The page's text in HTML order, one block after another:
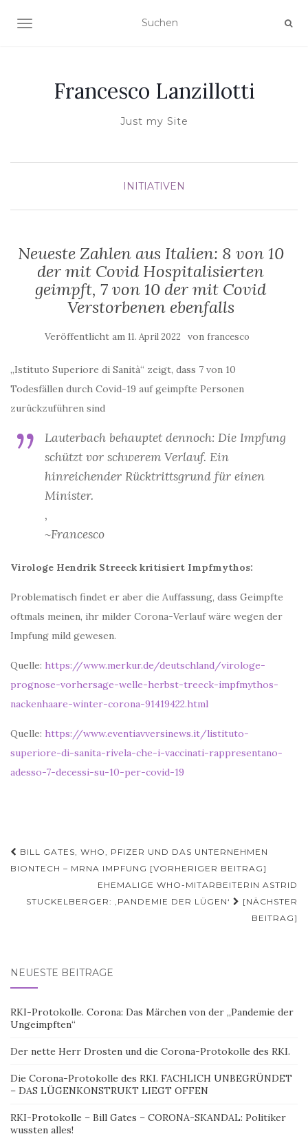
NAVIGATION UMSCHALTEN
Francesco Lanzillotti
Just my Site
INITIATIVEN
Neueste Zahlen aus Italien: 8 von 10
der mit Covid Hospitalisierten
geimpft, 7 von 10 der mit Covid
Verstorbenen ebenfalls
Veröffentlicht am 11. April 2022 von francesco
„Istituto Superiore di Sanità“ zeigt, dass 7 von 10
Todesfällen durch Covid-19 auf geimpfte Personen
zurückzuführen sind
Lauterbach behauptet dennoch: Die Impfung
schützt vor schwerem Verlauf. Ein
hinreichender Rücktrittsgrund für einen
Minister.
,
~Francesco
Virologe Hendrik Streeck kritisiert Impfmythos:
Problematisch findet er aber die Auffassung, dass Geimpfte
oftmals meinen, ihr milder Corona-Verlauf wäre wegen der
Impfung mild gewesen.
Quelle: https://www.merkur.de/deutschland/virologe-
prognose-vorhersage-welle-herbst-treeck-impfmythos-
nackenhaare-winter-corona-91419422.html
Quelle: https://www.eventiavversinews.it/listituto-
superiore-di-sanita-rivela-che-i-vaccinati-rappresentano-
adesso-7-decessi-su-10-per-covid-19
Beitragsnavigation
BILL GATES, WHO, PFIZER UND DAS UNTERNEHMEN
BIONTECH – MRNA IMPFUNG [VORHERIGER BEITRAG]
EHEMALIGE WHO-MITARBEITERIN ASTRID
STUCKELBERGER: ‚PANDEMIE DER LÜGEN‘
[NÄCHSTER
BEITRAG]
NEUESTE BEITRÄGE
RKI-Protokolle. Corona: Das Märchen von der „Pandemie der
Ungeimpften“
Der nette Herr Drosten und die Corona-Protokolle des RKI.
Die Corona-Protokolle des RKI. FACHLICH UNBEGRÜNDET
– DAS LÜGENKONSTRUKT LIEGT OFFEN
RKI-Protokolle – Bill Gates – CORONA-SKANDAL: Politiker
wussten alles!